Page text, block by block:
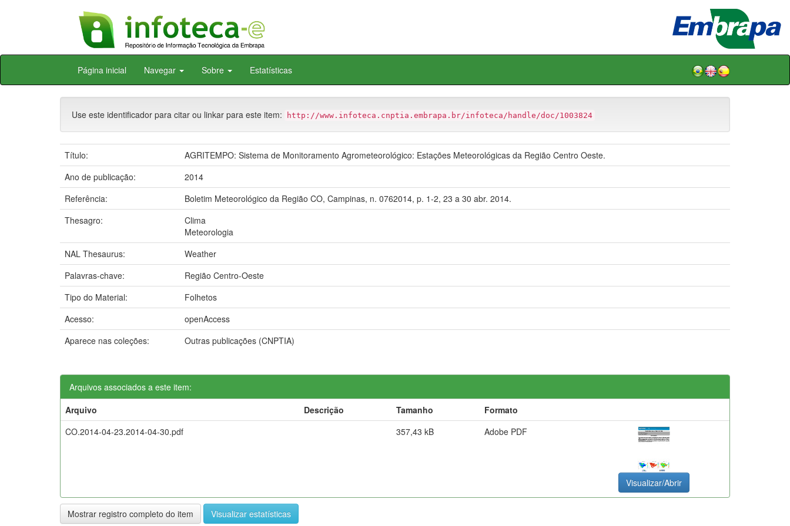
Skip
Página inicial Navegar Sobre Estatísticas
Use este identificador para citar ou linkar para este item: http://www.infoteca.cnptia.embrapa.br/infoteca/handle/doc/1003824
Título:
AGRITEMPO: Sistema de Monitoramento Agrometeorológico: Estações Meteorológicas da Região Centro Oeste.
Ano de publicação:
2014
Referência:
Boletim Meteorológico da Região CO, Campinas, n. 0762014, p. 1-2, 23 a 30 abr. 2014.
Thesagro:
Clima
Meteorologia
NAL Thesaurus:
Weather
Palavras-chave:
Região Centro-Oeste
Tipo do Material:
Folhetos
Acesso:
openAccess
Aparece nas coleções:
Outras publicações (CNPTIA)
Arquivos associados a este item:
Arquivo
Descrição Tamanho
Formato
CO.2014-04-23.2014-04-30.pdf
357,43 kB Adobe PDF
Visualizar/Abrir
Mostrar registro completo do item Visualizar estatísticas